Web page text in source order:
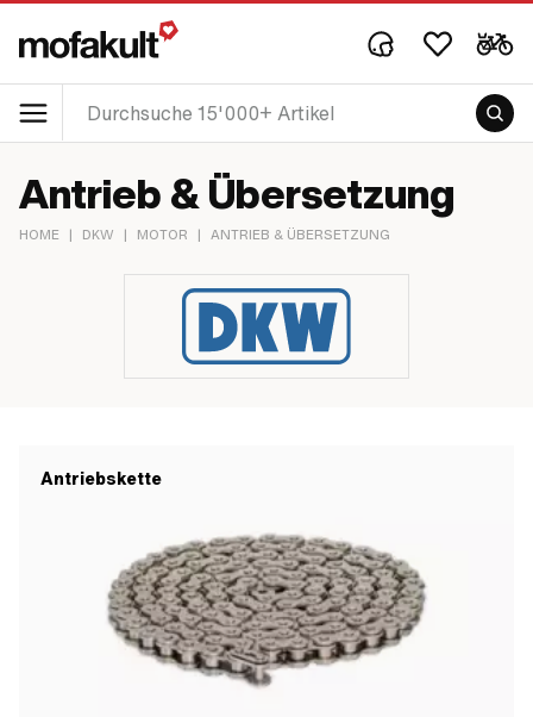
Antrieb & Übersetzung
HOME | DKW | MOTOR | ANTRIEB & ÜBERSETZUNG
Antriebskette